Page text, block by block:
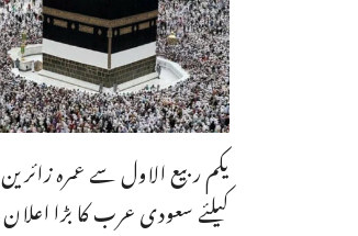
یکم ربیع الاول سے عمرہ زائرین
کیلئے سعودی عرب کا بڑا اعلان